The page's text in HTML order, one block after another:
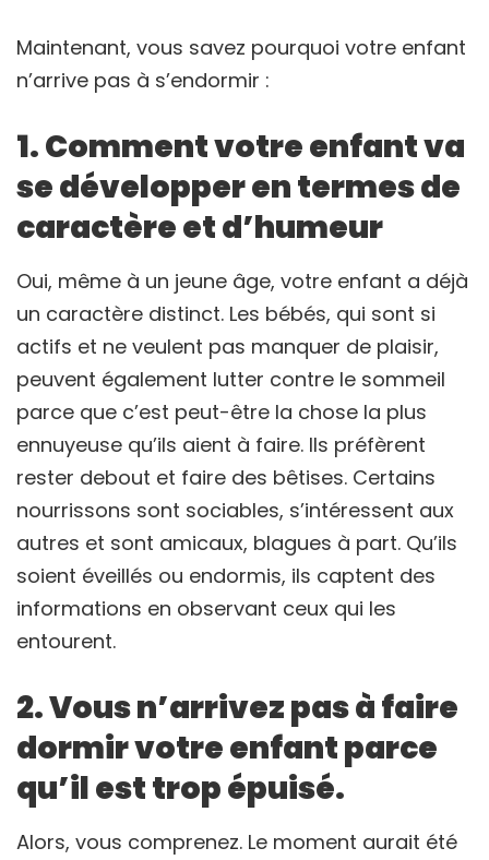
Maintenant, vous savez pourquoi votre enfant
n’arrive pas à s’endormir :
1. Comment votre enfant va
se développer en termes de
caractère et d’humeur
Oui, même à un jeune âge, votre enfant a déjà
un caractère distinct. Les bébés, qui sont si
actifs et ne veulent pas manquer de plaisir,
peuvent également lutter contre le sommeil
parce que c’est peut-être la chose la plus
ennuyeuse qu’ils aient à faire. Ils préfèrent
rester debout et faire des bêtises. Certains
nourrissons sont sociables, s’intéressent aux
autres et sont amicaux, blagues à part. Qu’ils
soient éveillés ou endormis, ils captent des
informations en observant ceux qui les
entourent.
2. Vous n’arrivez pas à faire
dormir votre enfant parce
qu’il est trop épuisé.
Alors, vous comprenez. Le moment aurait été